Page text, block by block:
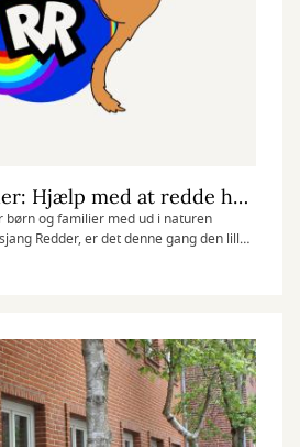
Ramasjang Redder: Hjælp med at redde hasselmusen
børn og familier med ud i naturen
Redder, er det denne gang den lille